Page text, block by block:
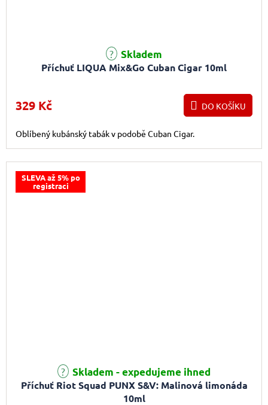
Příchuť LIQUA Mix&Go Cuban Cigar 10ml
Průměrné hodnocení produktu je 5,0 z 5 hvězdiček.
Skladem
329 Kč DO KOŠÍKU
Oblíbený kubánský tabák v podobě Cuban Cigar.
SLEVA až 5% po
registraci
Příchuť Riot Squad PUNX S&V: Malinová limonáda
10ml
Průměrné hodnocení produktu je 5,0 z 5 hvězdiček.
Skladem - expedujeme ihned